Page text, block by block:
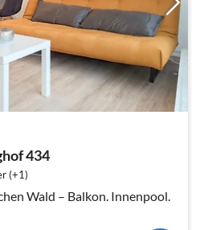
434
(+1)
Wald – Balkon. Innenpool.